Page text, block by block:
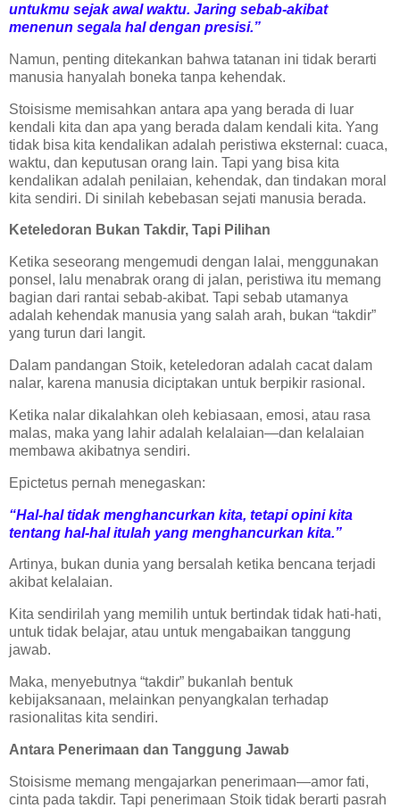
untukmu sejak awal waktu. Jaring sebab-akibat
menenun segala hal dengan presisi.”
Namun, penting ditekankan bahwa tatanan ini tidak berarti
manusia hanyalah boneka tanpa kehendak.
Stoisisme memisahkan antara apa yang berada di luar
kendali kita dan apa yang berada dalam kendali kita. Yang
tidak bisa kita kendalikan adalah peristiwa eksternal: cuaca,
waktu, dan keputusan orang lain. Tapi yang bisa kita
kendalikan adalah penilaian, kehendak, dan tindakan moral
kita sendiri. Di sinilah kebebasan sejati manusia berada.
Keteledoran Bukan Takdir, Tapi Pilihan
Ketika seseorang mengemudi dengan lalai, menggunakan
ponsel, lalu menabrak orang di jalan, peristiwa itu memang
bagian dari rantai sebab-akibat. Tapi sebab utamanya
adalah kehendak manusia yang salah arah, bukan “takdir”
yang turun dari langit.
Dalam pandangan Stoik, keteledoran adalah cacat dalam
nalar, karena manusia diciptakan untuk berpikir rasional.
Ketika nalar dikalahkan oleh kebiasaan, emosi, atau rasa
malas, maka yang lahir adalah kelalaian—dan kelalaian
membawa akibatnya sendiri.
Epictetus pernah menegaskan:
“Hal-hal tidak menghancurkan kita, tetapi opini kita
tentang hal-hal itulah yang menghancurkan kita.”
Artinya, bukan dunia yang bersalah ketika bencana terjadi
akibat kelalaian.
Kita sendirilah yang memilih untuk bertindak tidak hati-hati,
untuk tidak belajar, atau untuk mengabaikan tanggung
jawab.
Maka, menyebutnya “takdir” bukanlah bentuk
kebijaksanaan, melainkan penyangkalan terhadap
rasionalitas kita sendiri.
Antara Penerimaan dan Tanggung Jawab
Stoisisme memang mengajarkan penerimaan—amor fati,
cinta pada takdir. Tapi penerimaan Stoik tidak berarti pasrah